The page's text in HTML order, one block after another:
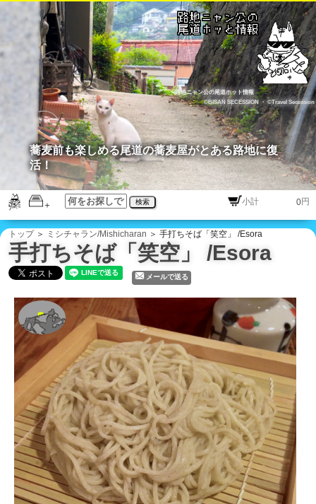
路地ニャン公の尾道ホット情報
©BISAN SECESSION
・©Travel Secession
検索 円
蕎麦前も楽しめる尾道の蕎麦屋がとある路地に復
活！
トップ＞ ミシチャラン/Mishicharan ＞ 手打ちそば「笑空」 /Esora
手打ちそば「笑空」 /Esora
メールで送る